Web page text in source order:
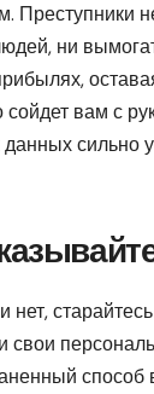
Преступники
ни
вам с
сильно
свои
способ